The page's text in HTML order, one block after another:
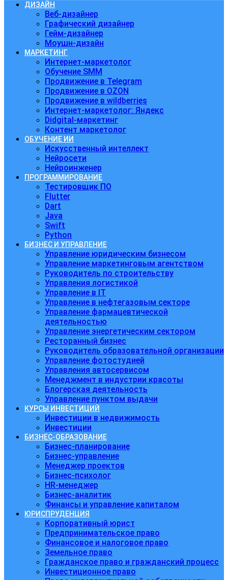
ДИЗАЙН
Веб-дизайнер
Графический дизайнер
Гейм-дизайнер
Моушн-дизайн
МАРКЕТИНГ
Интернет-маркетолог
Обучение SMM
Продвижение в Telegram
Продвижение в OZON
Продвижение в wildberries
Интернет-маркетолог: Яндекс
Didgital-маркетинг
Контент маркетолог
ОБУЧЕНИЕ ИИ
Искусственный интеллект
Нейросети
Нейроинженер
ПРОГРАММИРОВАНИЕ
Тестировщик ПО
Flutter
Dart
Java
Swift
Python
БИЗНЕС И УПРАВЛЕНИЕ
Управление юридическим бизнесом
Управление маркетинговым агентством
Руководитель по строительству
Управления логистикой
Управление в IT
Управление в нефтегазовым секторе
Управление фармацевтической
деятельностью
Управление энергетическим сектором
Ресторанный бизнес
Руководитель образовательной организации
Управление фотостудией
Управления автосервисом
Менеджмент в индустрии красоты
Блогерская деятельность
Управление пунктом выдачи
КУРСЫ ИНВЕСТИЦИЙ
Инвестиции в недвижимость
Инвестиции
БИЗНЕС-ОБРАЗОВАНИЕ
Бизнес-планирование
Бизнес-управление
Менеджер проектов
Бизнес-психолог
HR-менеджер
Бизнес-аналитик
Финансы и управление капиталом
ЮРИСПРУДЕНЦИЯ
Корпоративный юрист
Предпринимательское право
Финансовое и налоговое право
Земельное право
Гражданское право и гражданский процесс
Инвестиционное право